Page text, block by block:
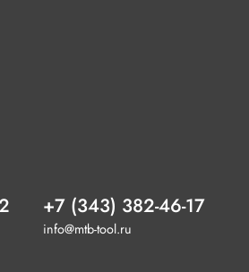
+7 (343) 382-46-17
info@mtb-tool.ru